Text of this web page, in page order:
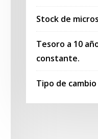
Stock de
Tesoro a 10
constante.
Tipo de